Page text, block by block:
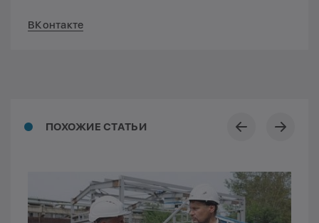
ВКонтакте
ПОХОЖИЕ СТАТЬИ